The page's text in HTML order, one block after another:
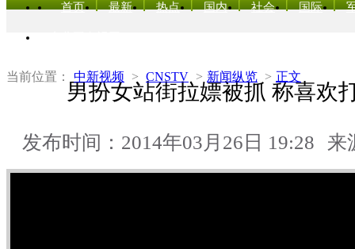
首页 最新 热点 国内 社会 国际
当前位置： 中新视频 > CNSTV > 新闻纵览 > 正文
男扮女站街拉嫖被抓 称喜欢
发布时间：2014年03月26日 19:28 来